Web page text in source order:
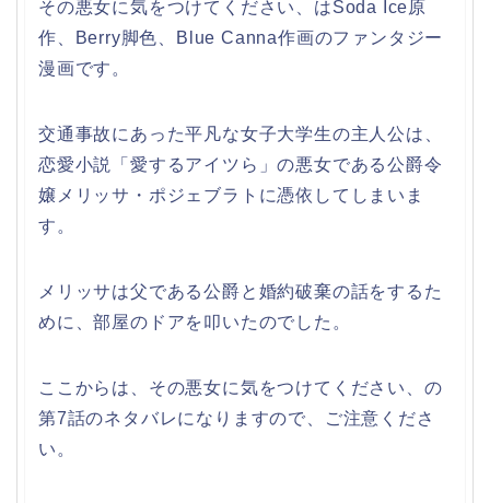
その悪女に気をつけてください、はSoda Ice原
作、Berry脚色、Blue Canna作画のファンタジー
漫画です。
交通事故にあった平凡な女子大学生の主人公は、
恋愛小説「愛するアイツら」の悪女である公爵令
嬢メリッサ・ポジェブラトに憑依してしまいま
す。
メリッサは父である公爵と婚約破棄の話をするた
めに、部屋のドアを叩いたのでした。
ここからは、その悪女に気をつけてください、の
第7話のネタバレになりますので、ご注意くださ
い。